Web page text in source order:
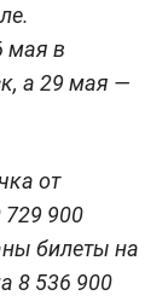
мая в
а 29 мая —
от
729 900
билеты на
8 536 900